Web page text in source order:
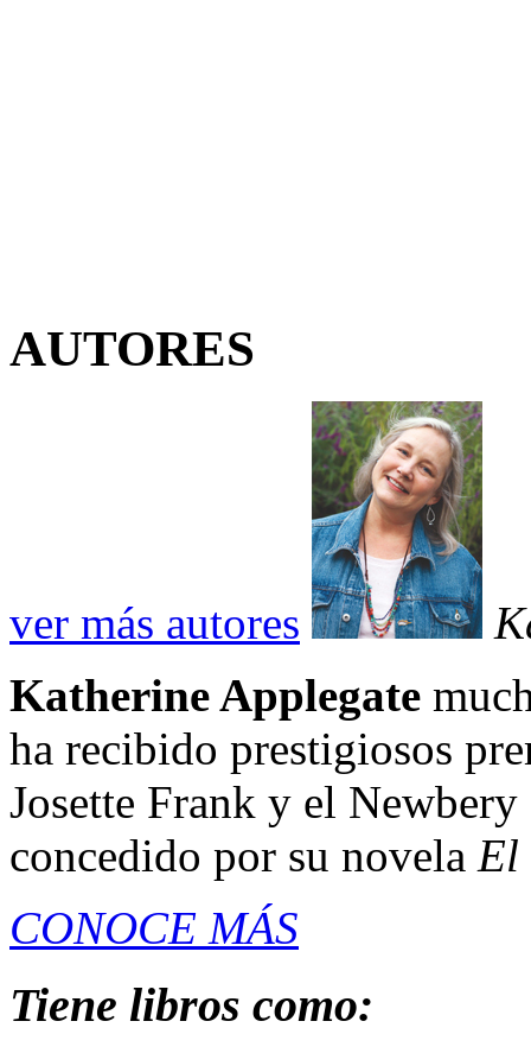
AUTORES
ver más autores
Katherine Applegate
ha recibido prestigiosos
Josette Frank y el
concedido por su novela El
CONOCE MÁS
Tiene libros como: